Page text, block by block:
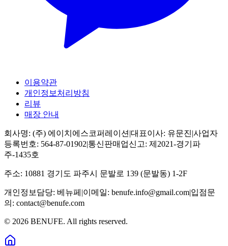
이용약관
개인정보처리방침
리뷰
매장 안내
회사명: (주) 에이치에스코퍼레이션 |대표이사: 유문진|사업자
등록번호: 564-87-01902|통신판매업신고: 제2021-경기파
주-1435호
주소: 10881 경기도 파주시 문발로 139 (문발동) 1-2F
개인정보담당: 베뉴페 |이메일: benufe.info@gmail.com|입점문
의: contact@benufe.com
© 2026 BENUFE. All rights reserved.